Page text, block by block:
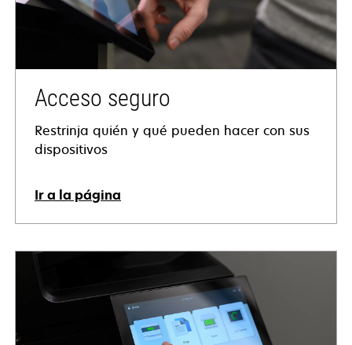
Acceso seguro
Restrinja quién y qué pueden hacer con sus
dispositivos
Ir a la página